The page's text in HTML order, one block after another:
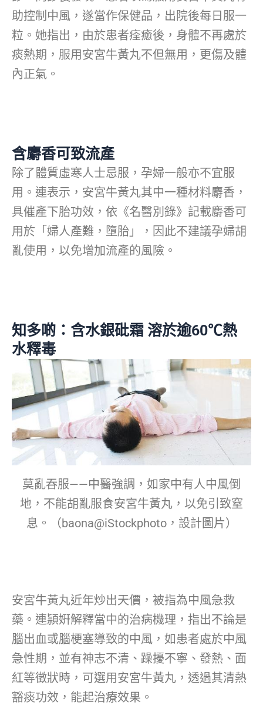
助控制中風，遂當作保健品，出院後每日服一
粒。她指出，由於患者痊癒後，身體不再處於
痰熱期，服用安宮牛黃丸不但無用，更傷及體
內正氣。
含麝香可致流產
除了體質虛寒人士忌服，孕婦一般亦不宜服
用。連表示，安宮牛黃丸其中一種材料麝香，
具催產下胎功效，依《名醫別錄》記載麝香可
用於「婦人產難，墮胎」，因此不建議孕婦胡
亂使用，以免增加流產的風險。
知多啲：含水銀砒霜 溶於逾60℃熱
水釋毒
莫亂吞服——中醫強調，如家中有人中風倒
地，不能胡亂服食安宮牛黃丸，以免引致窒
息。（baona@iStockphoto，設計圖片）
安宮牛黃丸近年炒出天價，被指為中風急救
藥。連頴姸解釋當中的治病機理，指出不論是
腦出血或腦梗塞導致的中風，如患者處於中風
急性期，並有神志不清、躁擾不寧、發熱、面
紅等徵狀時，可選用安宮牛黃丸，透過其清熱
豁痰功效，能起治療效果。